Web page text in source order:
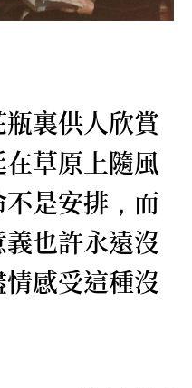
裏供人欣賞
草原上隨風
是安排 ， 而
也許永遠沒
感受這種沒